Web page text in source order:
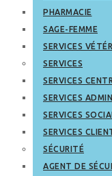
PHARMACIE
SAGE-FEMME
SERVICES
SERVICES
SERVICES
SERVICES
SERVICES
SERVICES
SÉCURITÉ
AGENT DE